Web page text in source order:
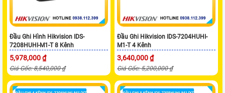
Đầu Ghi Hình Hikvision IDS-
7208HUHI-M1-T 8 Kênh
5,978,000 ₫
Giá Gốc: 8,540,000 ₫
Đầu Ghi Hikvision IDS-7204HUHI-
M1-T 4 Kênh
3,640,000 ₫
Giá Gốc: 5,200,000 ₫